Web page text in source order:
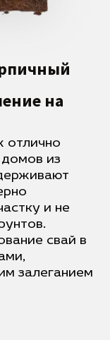
на
отлично
из
и не
свай в
залеганием